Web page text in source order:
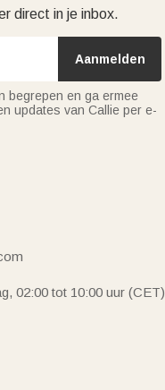
direct in je inbox.
Aanmelden
begrepen en ga ermee
updates van Callie per e-
02:00 tot 10:00 uur (CET)